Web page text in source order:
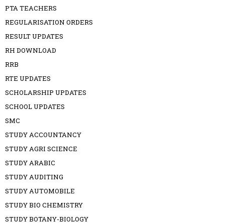
PTA TEACHERS
REGULARISATION ORDERS
RESULT UPDATES
RH DOWNLOAD
RRB
RTE UPDATES
SCHOLARSHIP UPDATES
SCHOOL UPDATES
SMC
STUDY ACCOUNTANCY
STUDY AGRI SCIENCE
STUDY ARABIC
STUDY AUDITING
STUDY AUTOMOBILE
STUDY BIO CHEMISTRY
STUDY BOTANY-BIOLOGY